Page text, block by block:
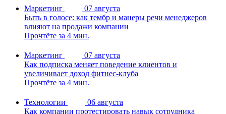
Маркетинг
07 августа
Быть в голосе: как тембр и манеры речи менеджеров
влияют на продажи компании
Прочтёте за 4 мин.
Маркетинг
07 августа
Как подписка меняет поведение клиентов и
увеличивает доход фитнес-клуба
Прочтёте за 4 мин.
Технологии
06 августа
Как компании протестировать навык сотрудника